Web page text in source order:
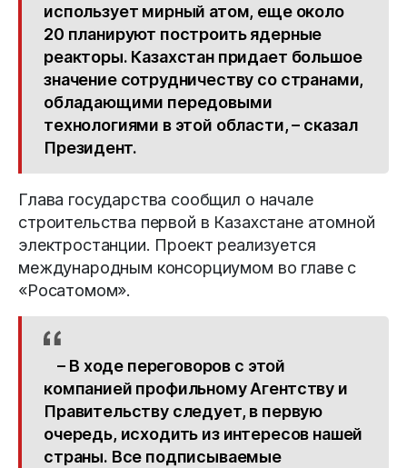
использует мирный атом, еще около
20 планируют построить ядерные
реакторы. Казахстан придает большое
значение сотрудничеству со странами,
обладающими передовыми
технологиями в этой области, – сказал
Президент.
Глава государства сообщил о начале
строительства первой в Казахстане атомной
электростанции. Проект реализуется
международным консорциумом во главе с
«Росатомом».
– В ходе переговоров с этой
компанией профильному Агентству и
Правительству следует, в первую
очередь, исходить из интересов нашей
страны. Все подписываемые